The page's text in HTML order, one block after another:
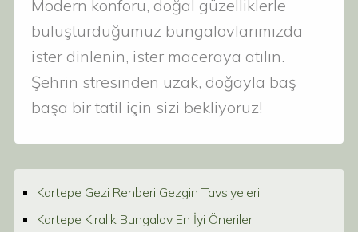
Modern konforu, doğal güzelliklerle
buluşturduğumuz bungalovlarımızda
ister dinlenin, ister maceraya atılın.
Şehrin stresinden uzak, doğayla baş
başa bir tatil için sizi bekliyoruz!
Kartepe Gezi Rehberi Gezgin Tavsiyeleri
Kartepe Kiralık Bungalov En İyi Öneriler